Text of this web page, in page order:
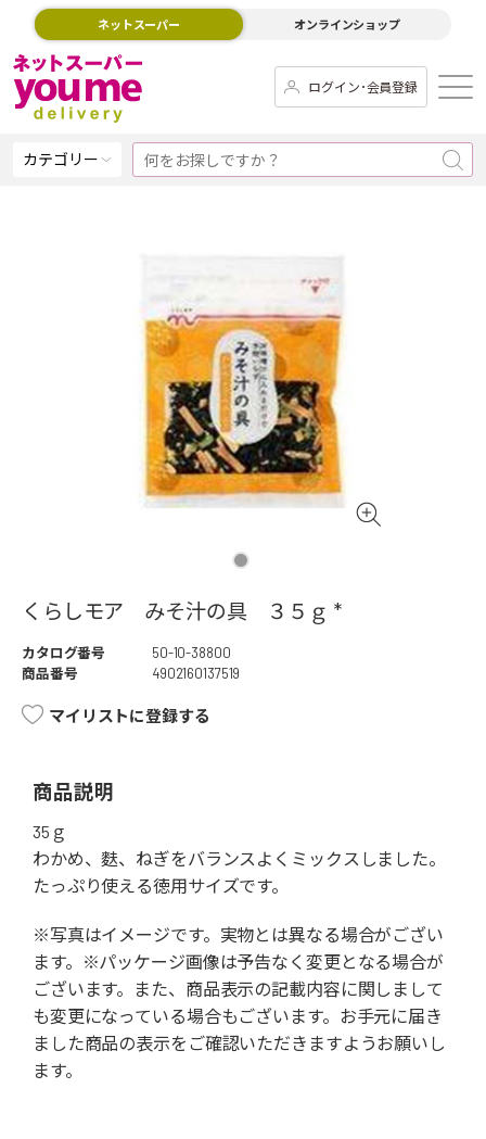
ネットスーパー オンラインショップ
ログイン･会員登録
カテゴリー
くらしモア みそ汁の具 ３５ｇ *
カタログ番号
50-10-38800
商品番号
4902160137519
マイリストに登録する
商品説明
35ｇ
わかめ、麩、ねぎをバランスよくミックスしました。
たっぷり使える徳用サイズです。
※写真はイメージです。実物とは異なる場合がござい
ます。※パッケージ画像は予告なく変更となる場合が
ございます。また、商品表示の記載内容に関しまして
も変更になっている場合もございます。お手元に届き
ました商品の表示をご確認いただきますようお願いし
ます。